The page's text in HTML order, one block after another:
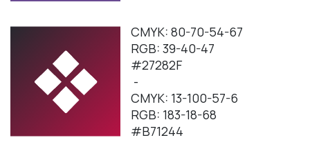
CMYK: 80-70-54-67
RGB: 39-40-47
#27282F
-
CMYK: 13-100-57-6
RGB: 183-18-68
#B71244